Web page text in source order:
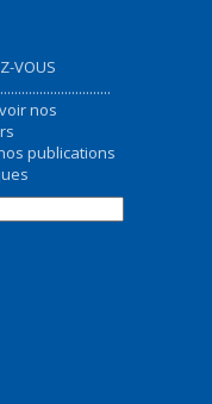
VOUS
nos
publications